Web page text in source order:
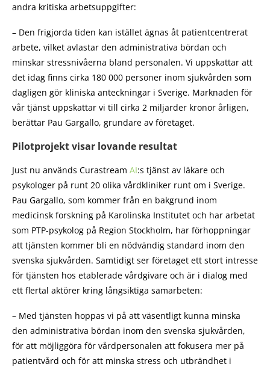
andra kritiska arbetsuppgifter:
– Den frigjorda tiden kan istället ägnas åt patientcentrerat
arbete, vilket avlastar den administrativa bördan och
minskar stressnivåerna bland personalen. Vi uppskattar att
det idag finns cirka 180 000 personer inom sjukvården som
dagligen gör kliniska anteckningar i Sverige. Marknaden för
vår tjänst uppskattar vi till cirka 2 miljarder kronor årligen,
berättar Pau Gargallo, grundare av företaget.
Pilotprojekt visar lovande resultat
Just nu används Curastream AI:s tjänst av läkare och
psykologer på runt 20 olika vårdkliniker runt om i Sverige.
Pau Gargallo, som kommer från en bakgrund inom
medicinsk forskning på Karolinska Institutet och har arbetat
som PTP-psykolog på Region Stockholm, har förhoppningar
att tjänsten kommer bli en nödvändig standard inom den
svenska sjukvården. Samtidigt ser företaget ett stort intresse
för tjänsten hos etablerade vårdgivare och är i dialog med
ett flertal aktörer kring långsiktiga samarbeten:
– Med tjänsten hoppas vi på att väsentligt kunna minska
den administrativa bördan inom den svenska sjukvården,
för att möjliggöra för vårdpersonalen att fokusera mer på
patientvård och för att minska stress och utbrändhet i